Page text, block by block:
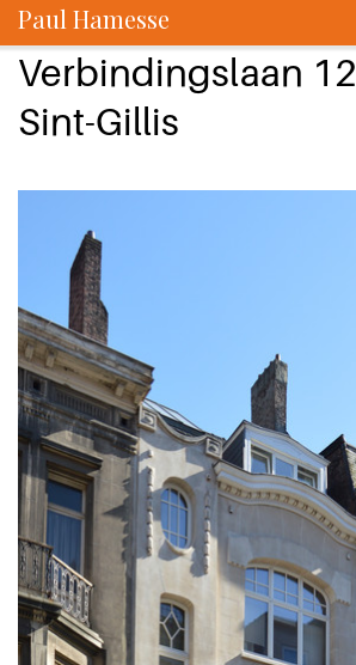
Paul Hamesse
Verbindingslaan 12
Sint-Gillis